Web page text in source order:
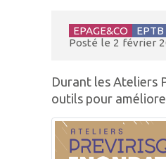
EPAGE&CO
EPTB
Posté le 2 février
Durant les Ateliers
outils pour